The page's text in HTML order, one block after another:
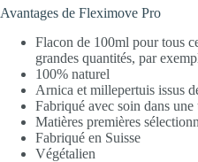
Avantages de Fleximove Pro
Flacon de 100ml pour tous
grandes quantités, par
100% naturel
Arnica et millepertuis issus
Fabriqué avec soin dans
Matières premières
Fabriqué en Suisse
Végétalien